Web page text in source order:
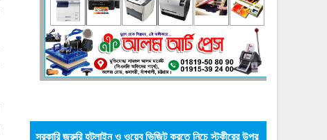
সরকারি জরুরি হটলাইন ও ওয়েব ভিজিট করতে নিচে স্টকীরের উপর